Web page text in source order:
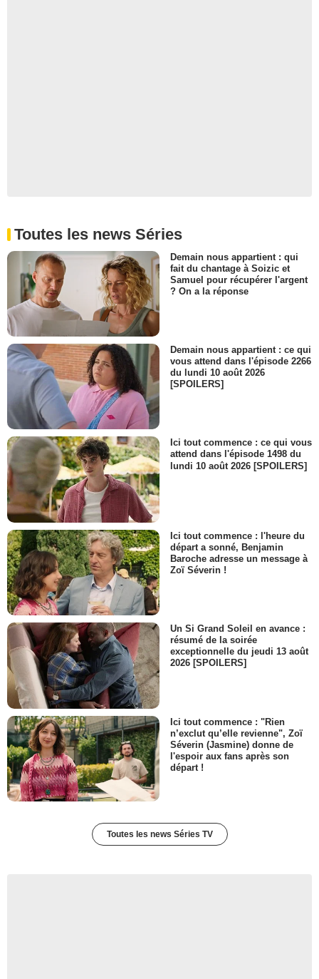
Toutes les news Séries
Demain nous appartient : qui
fait du chantage à Soizic et
Samuel pour récupérer l'argent
? On a la réponse
Demain nous appartient : ce qui
vous attend dans l'épisode 2266
du lundi 10 août 2026
[SPOILERS]
Ici tout commence : ce qui vous
attend dans l'épisode 1498 du
lundi 10 août 2026 [SPOILERS]
Ici tout commence : l'heure du
départ a sonné, Benjamin
Baroche adresse un message à
Zoï Séverin !
Un Si Grand Soleil en avance :
résumé de la soirée
exceptionnelle du jeudi 13 août
2026 [SPOILERS]
Ici tout commence : "Rien
n’exclut qu’elle revienne", Zoï
Séverin (Jasmine) donne de
l'espoir aux fans après son
départ !
Toutes les news Séries TV